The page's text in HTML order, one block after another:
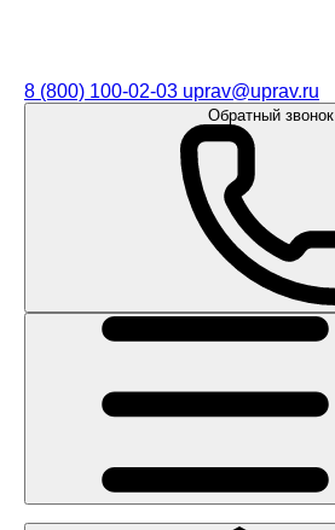
8 (800) 100-02-03 uprav@uprav.ru
Обратный звонок